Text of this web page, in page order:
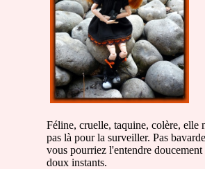
Féline, cruelle, taquine, colère, elle
pas là pour la surveiller. Pas
vous pourriez l'entendre
doux instants.